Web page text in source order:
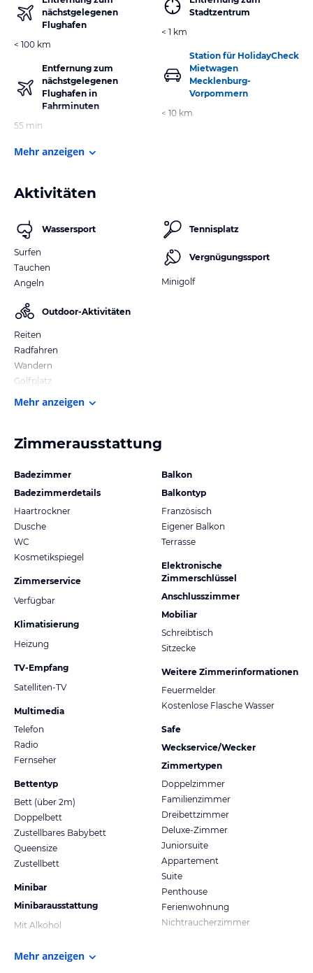
nächstgelegenen
Flughafen
< 100 km
Entfernung zum
nächstgelegenen
Flughafen in
Fahrminuten
55 min
Stadtzentrum
< 1 km
Station für HolidayCheck
Mietwagen
Mecklenburg-
Vorpommern
< 10 km
Mehr anzeigen
Aktivitäten
Wassersport
Surfen
Tauchen
Angeln
Outdoor-Aktivitäten
Reiten
Radfahren
Wandern
Golfplatz
Tennisplatz
Vergnügungssport
Minigolf
Mehr anzeigen
Zimmerausstattung
Badezimmer
Badezimmerdetails
Haartrockner
Dusche
WC
Kosmetikspiegel
Zimmerservice
Verfügbar
Klimatisierung
Heizung
TV-Empfang
Satelliten-TV
Multimedia
Telefon
Radio
Fernseher
Bettentyp
Bett (über 2m)
Doppelbett
Zustellbares Babybett
Queensize
Zustellbett
Minibar
Minibarausstattung
Mit Alkohol
Balkon
Balkontyp
Französisch
Eigener Balkon
Terrasse
Elektronische
Zimmerschlüssel
Anschlusszimmer
Mobiliar
Schreibtisch
Sitzecke
Weitere Zimmerinformationen
Feuermelder
Kostenlose Flasche Wasser
Safe
Weckservice/Wecker
Zimmertypen
Doppelzimmer
Familienzimmer
Dreibettzimmer
Deluxe-Zimmer
Juniorsuite
Appartement
Suite
Penthouse
Ferienwohnung
Nichtraucherzimmer
Mehr anzeigen